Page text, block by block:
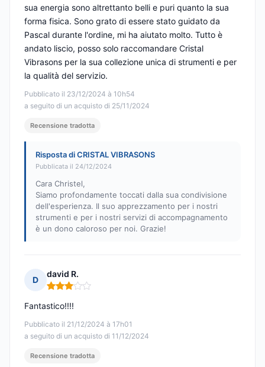
Pubblicato il 23/12/2024 à 10h54
a seguito di un acquisto di 25/11/2024
sua energia sono altrettanto belli e puri quanto la sua
forma fisica. Sono grato di essere stato guidato da
Pascal durante l'ordine, mi ha aiutato molto. Tutto è
andato liscio, posso solo raccomandare Cristal
Vibrasons per la sua collezione unica di strumenti e per
la qualità del servizio.
Recensione tradotta
Risposta di CRISTAL VIBRASONS
Pubblicata il 24/12/2024
Cara Christel,
Siamo profondamente toccati dalla sua condivisione
dell'esperienza. Il suo apprezzamento per i nostri
strumenti e per i nostri servizi di accompagnamento
è un dono caloroso per noi. Grazie!
D
david R.
Nota: 3 su 5
Pubblicato il 21/12/2024 à 17h01
a seguito di un acquisto di 11/12/2024
Fantastico!!!!
Recensione tradotta